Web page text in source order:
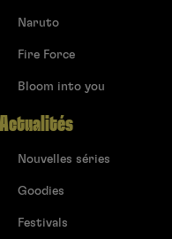
Naruto
Fire Force
Bloom into you
Actualités
Nouvelles séries
Goodies
Festivals